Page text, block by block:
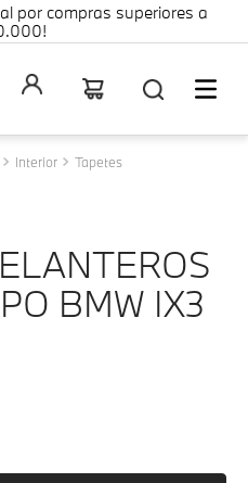
por compras superiores a
Interior Tapetes
BMW IX3